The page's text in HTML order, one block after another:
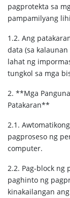
pagprotekta sa
pampamilyang
1.2. Ang
data (sa
lahat ng
tungkol sa mga
2. **Mga
Patakaran**
2.1.
pagproseso ng
computer.
2.2. Pag-block ng
paghinto ng
kinakailangan